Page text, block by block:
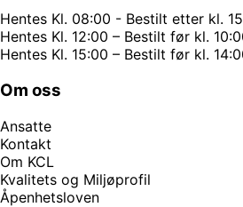
Hentes Kl. 08:00 - Bestilt etter kl.
Hentes Kl. 12:00 – Bestilt før kl.
Hentes Kl. 15:00 – Bestilt før kl.
Om oss
Ansatte
Kontakt
Om KCL
Kvalitets og Miljøprofil
Åpenhetsloven